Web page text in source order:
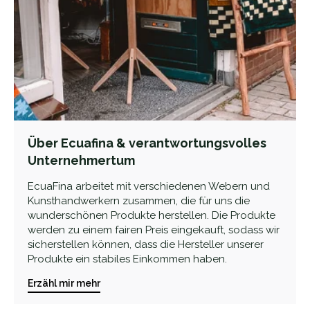
Über Ecuafina & verantwortungsvolles
Unternehmertum
EcuaFina arbeitet mit verschiedenen Webern und
Kunsthandwerkern zusammen, die für uns die
wunderschönen Produkte herstellen. Die Produkte
werden zu einem fairen Preis eingekauft, sodass wir
sicherstellen können, dass die Hersteller unserer
Produkte ein stabiles Einkommen haben.
Erzähl mir mehr